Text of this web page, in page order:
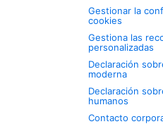
Gestionar la
cookies
Gestiona las
personalizadas
Declaración
moderna
Declaración
humanos
Contacto